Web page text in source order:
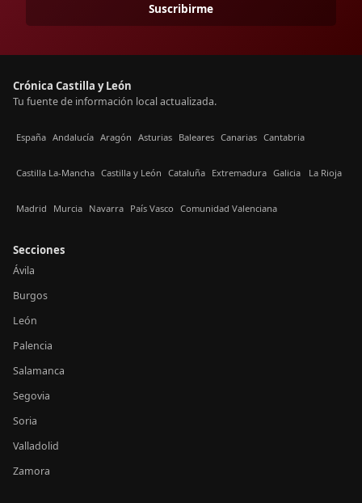
Suscribirme
Crónica Castilla y León
Tu fuente de información local actualizada.
España Andalucía Aragón Asturias Baleares Canarias Cantabria
Castilla La-Mancha Castilla y León Cataluña Extremadura Galicia La Rioja
Madrid Murcia Navarra País Vasco Comunidad Valenciana
Secciones
Ávila
Burgos
León
Palencia
Salamanca
Segovia
Soria
Valladolid
Zamora